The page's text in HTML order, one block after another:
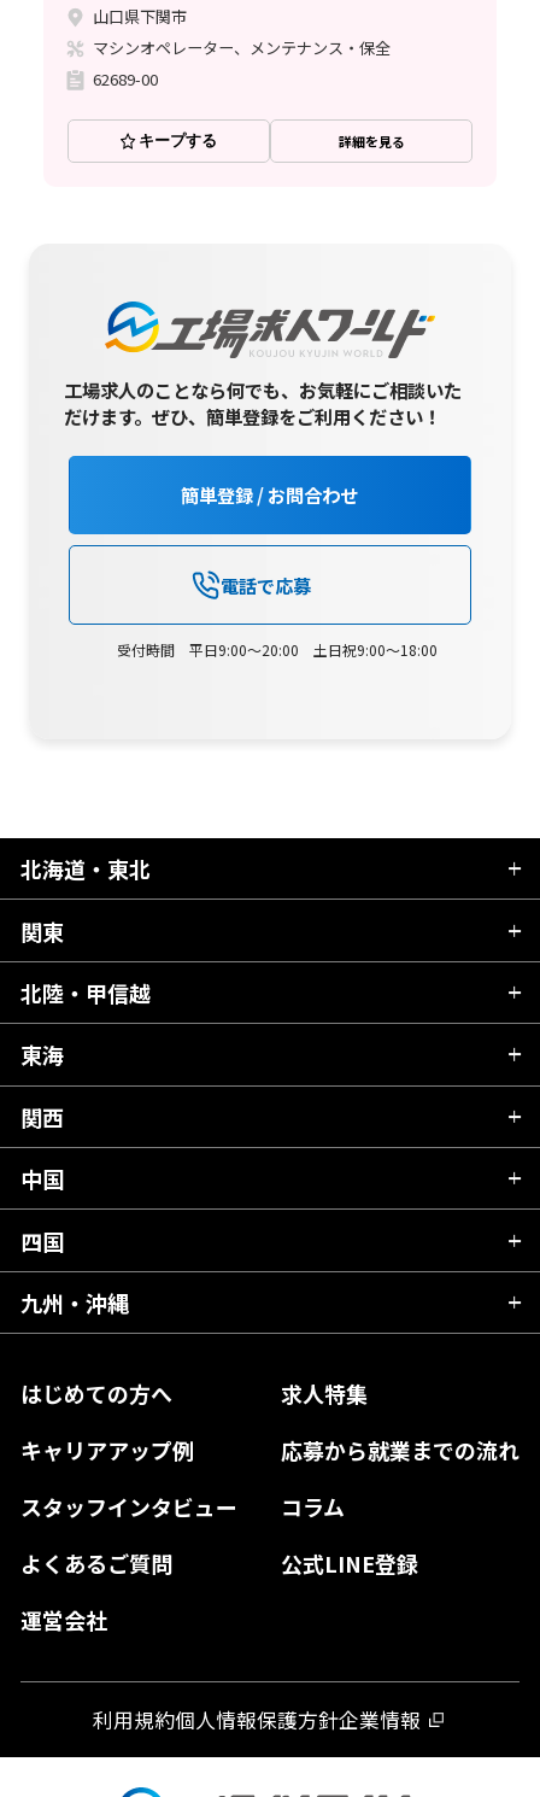
山口県下関市
マシンオペレーター、メンテナンス・保全
62689-00
キープする 詳細を見る
工場求人のことなら何でも、お気軽にご相談いた
だけます。ぜひ、簡単登録をご利用ください！
簡単登録 / お問合わせ
電話で応募
受付時間 平日9:00～20:00 土日祝9:00～18:00
はじめての方へ
求人特集
キャリアアップ例
応募から就業までの流れ
スタッフインタビュー
コラム
よくあるご質問
公式LINE登録
運営会社
北海道・東北
北海道
青森県
秋田県
岩手県
宮城県
福島県
関東
茨城県
栃木県
群馬県
千葉県
東京都
神奈川県
北陸・甲信越
新潟県
富山県
石川県
山梨県
長野県
東海
岐阜県
静岡県
愛知県
関西
滋賀県
京都府
大阪府
奈良県
和歌山県
中国
広島県
岡山県
島根県
山口県
四国
愛媛県
徳島県
九州・沖縄
熊本県
宮崎県
鹿児島県
利用規約個人情報保護方針企業情報